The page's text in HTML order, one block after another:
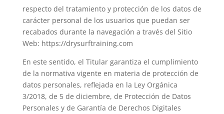
respecto del tratamiento y protección de los datos de
carácter personal de los usuarios que puedan ser
recabados durante la navegación a través del Sitio
Web: https://drysurftraining.com
En este sentido, el Titular garantiza el cumplimiento
de la normativa vigente en materia de protección de
datos personales, reflejada en la Ley Orgánica
3/2018, de 5 de diciembre, de Protección de Datos
Personales y de Garantía de Derechos Digitales